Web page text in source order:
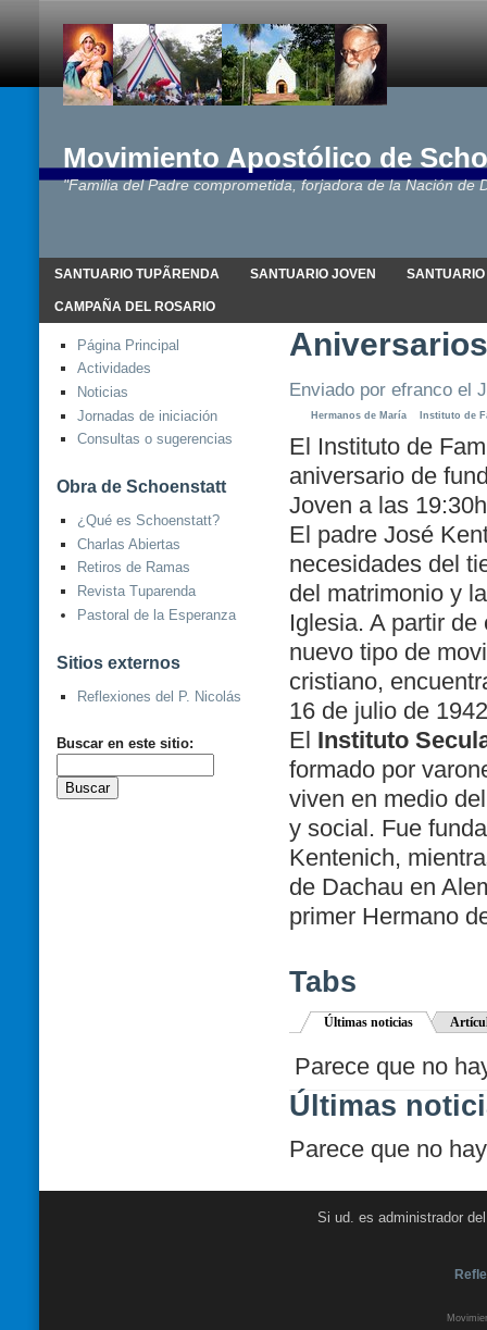
Movimiento Apostólico de
"Familia del Padre comprometida, forjadora de la Nación de
SANTUARIO TUPÃRENDA SANTUARIO JOVEN
CAMPAÑA DEL ROSARIO
Página Principal
Actividades
Noticias
Jornadas de iniciación
Consultas o sugerencias
Obra de Schoenstatt
¿Qué es Schoenstatt?
Charlas Abiertas
Retiros de Ramas
Revista Tuparenda
Pastoral de la Esperanza
Sitios externos
Reflexiones del P. Nicolás
Buscar en este sitio:
Aniversarios
Enviado por efranco el
Hermanos de María Instituto de
El Instituto de
aniversario de
Joven a las
El padre José
necesidades del
del matrimonio y
Iglesia. A partir
nuevo tipo de
cristiano,
16 de julio de
El Instituto
formado por
viven en medio
y social. Fue
Kentenich,
de Dachau en
primer Hermano
Tabs
Últimas noticias
Parece que no
Últimas
Parece que no
Si ud. es administrador